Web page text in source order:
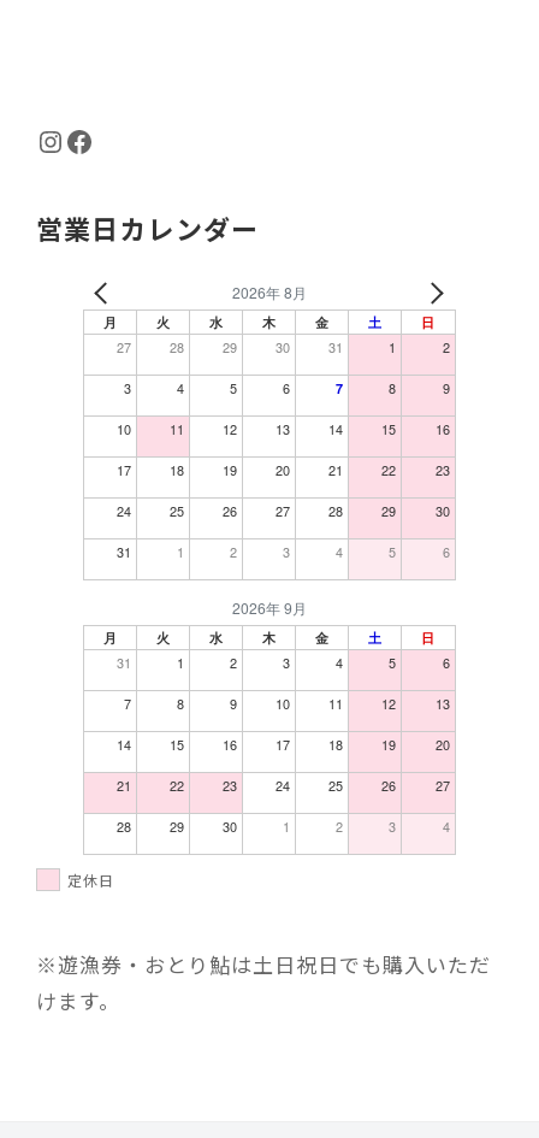
Instagram
Facebook
営業日カレンダー
2026年 8月
月 火 水 木 金 土 日
27 28 29 30 31 1 2
3 4 5 6 7 8 9
10 11 12 13 14 15 16
17 18 19 20 21 22 23
24 25 26 27 28 29 30
31 1 2 3 4 5 6
2026年 9月
月 火 水 木 金 土 日
31 1 2 3 4 5 6
7 8 9 10 11 12 13
14 15 16 17 18 19 20
21 22 23 24 25 26 27
28 29 30 1 2 3 4
定休日
※遊漁券・おとり鮎は土日祝日でも購入いただ
けます。